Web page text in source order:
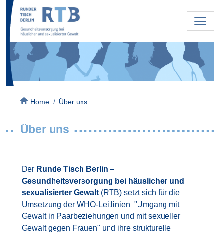
Direkt zum Inhalt
Bild
Pfadnavigation
Home Über uns
Über uns
Der Runde Tisch Berlin –
Gesundheitsversorgung bei häuslicher und
sexualisierter Gewalt (RTB) setzt sich für die
Umsetzung der WHO-Leitlinien "Umgang mit
Gewalt in Paarbeziehungen und mit sexueller
Gewalt gegen Frauen" und ihre strukturelle